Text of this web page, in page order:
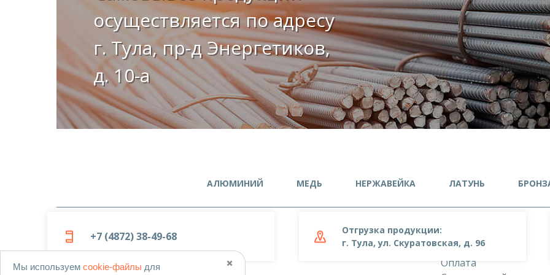
осуществляется по адресу
г. Тула, пр-д Энергетиков,
д. 10-а
+7 (4872) 38-49-68
Отгрузка продукции:
г. Тула, ул. Скуратовская, д. 96
АЛЮМИНИЙ МЕДЬ НЕРЖАВЕЙКА ЛАТУНЬ
О компании
Доставка
Оплата
✖️
Мы используем cookie-файлы для